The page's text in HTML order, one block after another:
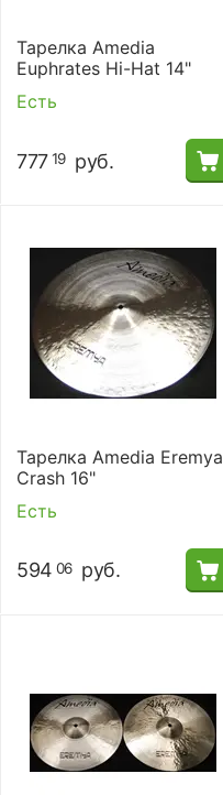
Тарелка Amedia
Euphrates Hi-Hat 14"
Есть
777 19 руб.
Тарелка Amedia Eremya
Crash 16"
Есть
594 06 руб.